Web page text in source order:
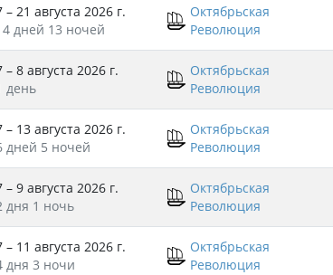
– 21 августа 2026 г.
дней 13 ночей
Октябрьская
Революция
– 8 августа 2026 г.
день
Октябрьская
Революция
– 13 августа 2026 г.
дней 5 ночей
Октябрьская
Революция
– 9 августа 2026 г.
дня 1 ночь
Октябрьская
Революция
– 11 августа 2026 г.
дня 3 ночи
Октябрьская
Революция